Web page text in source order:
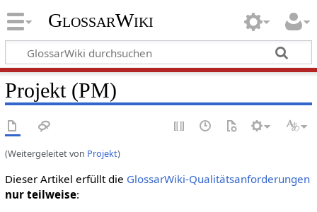
GlossarWiki
Projekt (PM)
(Weitergeleitet von Projekt)
Dieser Artikel erfüllt die GlossarWiki-Qualitätsanforderungen
nur teilweise: